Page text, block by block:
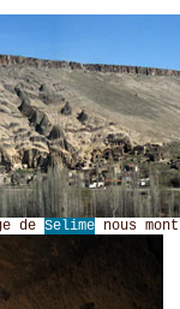
de Selime nous